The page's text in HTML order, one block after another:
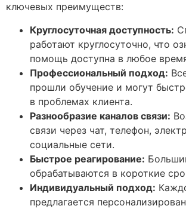
ключевых преимуществ:
Круглосуточная доступность:
работают круглосуточно, что
помощь доступна в любое
Профессиональный подход:
прошли обучение и могут
в проблемах клиента.
Разнообразие каналов связи:
связи через чат, телефон,
социальные сети.
Быстрое реагирование:
обрабатываются в короткие
Индивидуальный подход:
предлагается